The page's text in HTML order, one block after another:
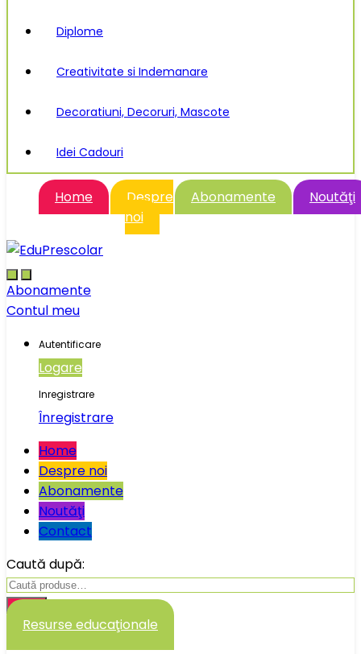
Diplome
Creativitate si Indemanare
Decoratiuni, Decoruri, Mascote
Idei Cadouri
Home
Despre
noi
Abonamente Noutăţi
Abonamente
Contul meu
Autentificare
Logare
Inregistrare
Înregistrare
Home
Despre noi
Abonamente
Noutăţi
Contact
Caută după:
Caută
Resurse educaţionale